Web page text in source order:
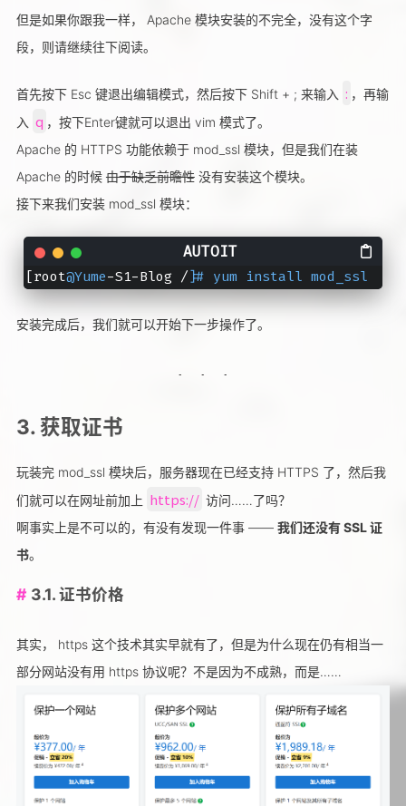
但是如果你跟我一样， Apache 模块安装的不完全，没有这个字
段，则请继续往下阅读。
首先按下 Esc 键退出编辑模式，然后按下 Shift + ; 来输入 : ，再输
入 q ，按下Enter键就可以退出 vim 模式了。
Apache 的 HTTPS 功能依赖于 mod_ssl 模块，但是我们在装
Apache 的时候 由于缺乏前瞻性没有安装这个模块。
接下来我们安装 mod_ssl 模块：
[root@Yume-S1-Blog /]# yum install mod_ssl
安装完成后，我们就可以开始下一步操作了。
3. 获取证书
玩装完 mod_ssl 模块后，服务器现在已经支持 HTTPS 了，然后我
们就可以在网址前加上 https:// 访问……了吗？
啊事实上是不可以的，有没有发现一件事 —— 我们还没有 SSL 证
书。
3.1. 证书价格
其实， https 这个技术其实早就有了，但是为什么现在仍有相当一
部分网站没有用 https 协议呢？不是因为不成熟，而是……